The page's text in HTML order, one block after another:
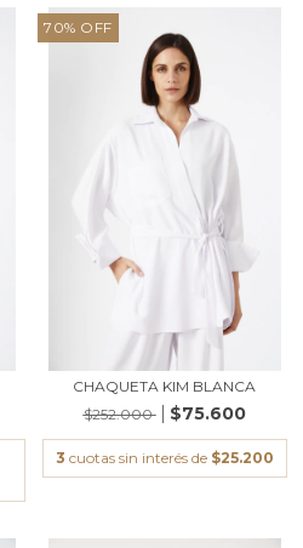
70% OFF
CHAQUETA KIM BLANCA
$252.000
$75.600
3 cuotas sin interés de $25.200